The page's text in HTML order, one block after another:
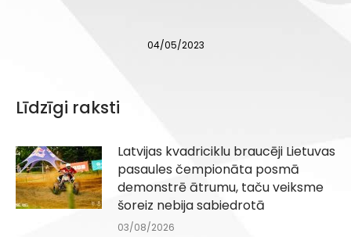
04/05/2023
Līdzīgi raksti
Latvijas kvadriciklu braucēji Lietuvas
pasaules čempionāta posmā
demonstrē ātrumu, taču veiksme
šoreiz nebija sabiedrotā
03/08/2026